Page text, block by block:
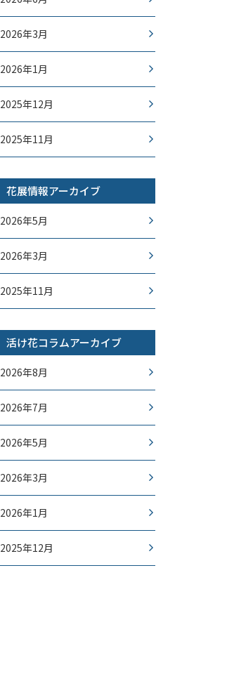
2026年3月
2026年1月
2025年12月
2025年11月
花展情報アーカイブ
2026年5月
2026年3月
2025年11月
活け花コラムアーカイブ
2026年8月
2026年7月
2026年5月
2026年3月
2026年1月
2025年12月